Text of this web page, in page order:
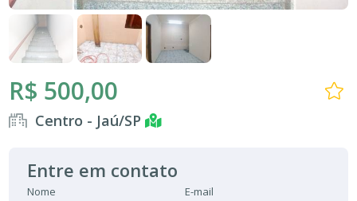
R$ 500,00
Centro - Jaú/SP
Entre em contato
Nome E-mail